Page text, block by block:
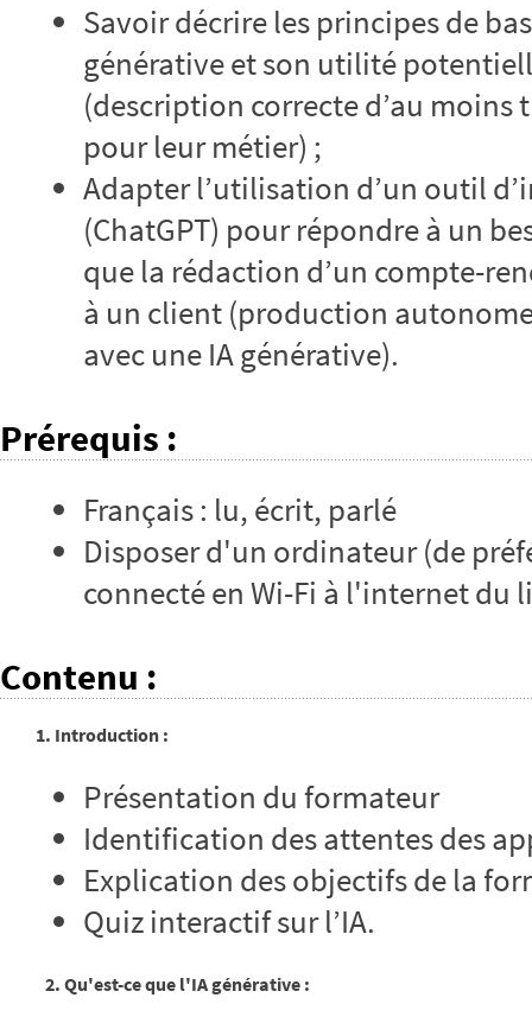
Savoir décrire les principes de
générative et son utilité
(description correcte d’au
pour leur métier) ;
Adapter l’utilisation d’un outil
(ChatGPT) pour répondre à un
que la rédaction d’un compte-
à un client (production
avec une IA générative).
Prérequis :
Français : lu, écrit, parlé
Disposer d'un ordinateur (de
connecté en Wi-Fi à l'internet du
Contenu :
1. Introduction :
Présentation du formateur
Identification des attentes des
Explication des objectifs de la
Quiz interactif sur l’IA.
2. Qu'est-ce que l'IA générative :